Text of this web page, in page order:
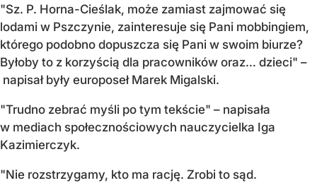
"Sz. P. Horna-Cieślak, może zamiast zajmować się
lodami w Pszczynie, zainteresuje się Pani mobbingiem,
którego podobno dopuszcza się Pani w swoim biurze?
Byłoby to z korzyścią dla pracowników oraz… dzieci" –
napisał były europoseł Marek Migalski.
"Trudno zebrać myśli po tym tekście" – napisała
w mediach społecznościowych nauczycielka Iga
Kazimierczyk.
"Nie rozstrzygamy, kto ma rację. Zrobi to sąd.